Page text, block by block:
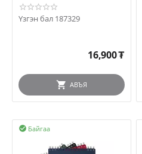
Үзгэн бал 187329
16,900₮
АВЪЯ
Байгаа
